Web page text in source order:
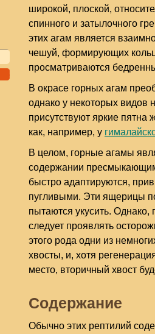
широкой, плоской,
спинного и затылочного
этих агам является
чешуй, формирующих
просматриваются
В окрасе горных агам
однако у некоторых видов
присутствуют яркие пятна
как, например, у
В целом, горные агамы
содержании
быстро адаптируются,
пугливыми. Эти ящерицы
пытаются укусить.
следует проявлять
этого рода одни из
хвосты, и, хотя
место, вторичный хвост
Содержание
Обычно этих рептилий